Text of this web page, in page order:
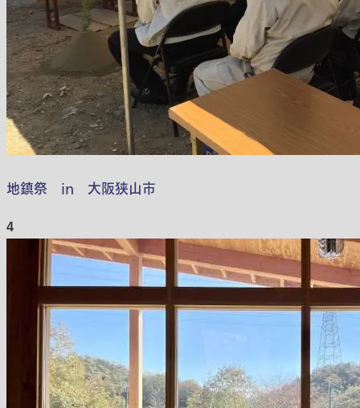
地鎮祭 in 大阪狭山市
4